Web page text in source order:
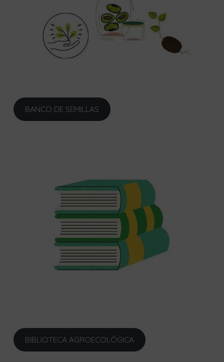
BANCO DE SEMILLAS
BIBLIOTECA AGROECOLÓGICA